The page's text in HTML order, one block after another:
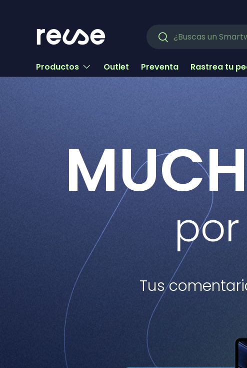
Buscar
Productos Outlet Preventa Rastrea tu
Tus